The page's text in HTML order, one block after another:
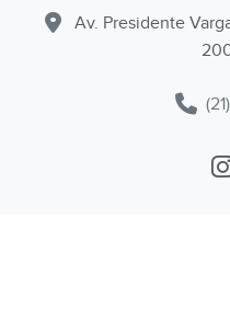
Av. Presidente